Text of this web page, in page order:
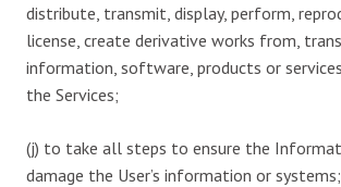
distribute, transmit, display, perform,
license, create derivative works from,
information, software, products or
the Services;
(j) to take all steps to ensure the
damage the User’s information or systems;